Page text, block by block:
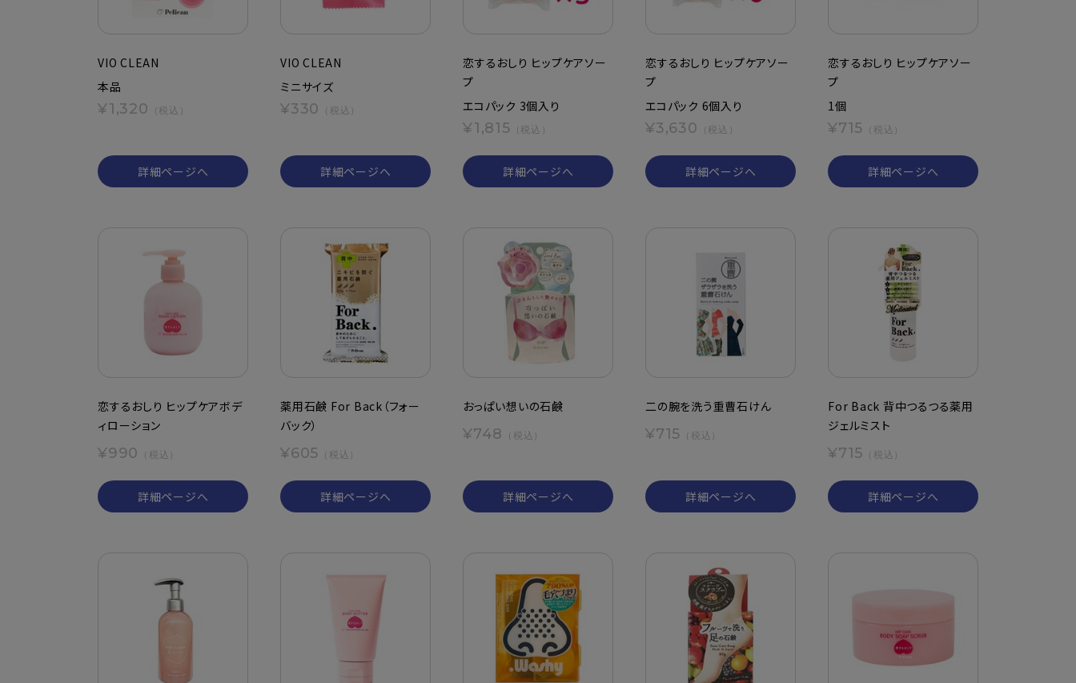
VIO CLEAN
本品
¥1,320 （税込）
詳細ページへ
VIO CLEAN
ミニサイズ
¥330 （税込）
詳細ページへ
恋するおしり ヒップケアソー
プ
エコパック 3個入り
¥1,815 （税込）
詳細ページへ
恋するおしり ヒップケアソー
プ
エコパック 6個入り
¥3,630 （税込）
詳細ページへ
恋するおしり ヒップケアソー
プ
1個
¥715 （税込）
詳細ページへ
恋するおしり ヒップケアボデ
ィローション
¥990 （税込）
詳細ページへ
薬用石鹸 For Back（フォー
バック）
¥605 （税込）
詳細ページへ
おっぱい想いの石鹸
¥748 （税込）
詳細ページへ
二の腕を洗う重曹石けん
¥715 （税込）
詳細ページへ
For Back 背中つるつる薬用
ジェルミスト
¥715 （税込）
詳細ページへ